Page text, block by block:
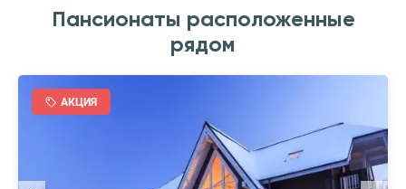
Пансионаты расположенные
рядом
АКЦИЯ